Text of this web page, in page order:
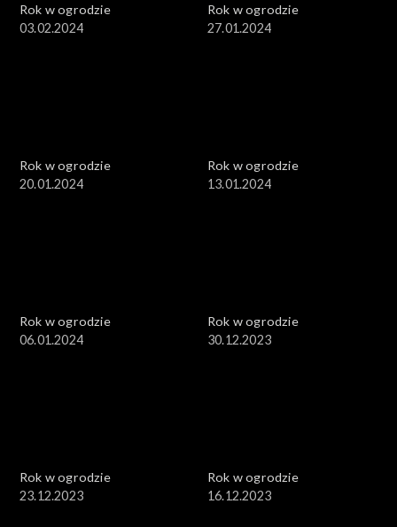
Rok w ogrodzie
03.02.2024
Rok w ogrodzie
27.01.2024
Rok w ogrodzie
20.01.2024
Rok w ogrodzie
13.01.2024
Rok w ogrodzie
06.01.2024
Rok w ogrodzie
30.12.2023
Rok w ogrodzie
23.12.2023
Rok w ogrodzie
16.12.2023